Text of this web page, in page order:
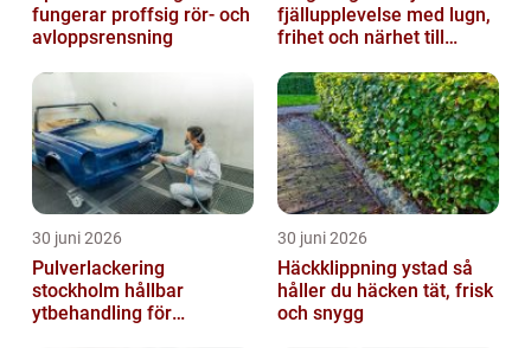
fungerar proffsig rör- och
avloppsrensning
fjällupplevelse med lugn,
frihet och närhet till
30 juni 2026
Pulverlackering
stockholm hållbar
ytbehandling för
30 juni 2026
Häckklippning ystad så
håller du häcken tät, frisk
och snygg